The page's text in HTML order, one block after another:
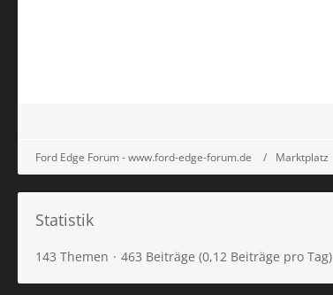
Ford Edge Forum - www.ford-edge-forum.de Marktplatz
Statistik
143 Themen 463 Beiträge (0,12 Beiträge pro Tag)